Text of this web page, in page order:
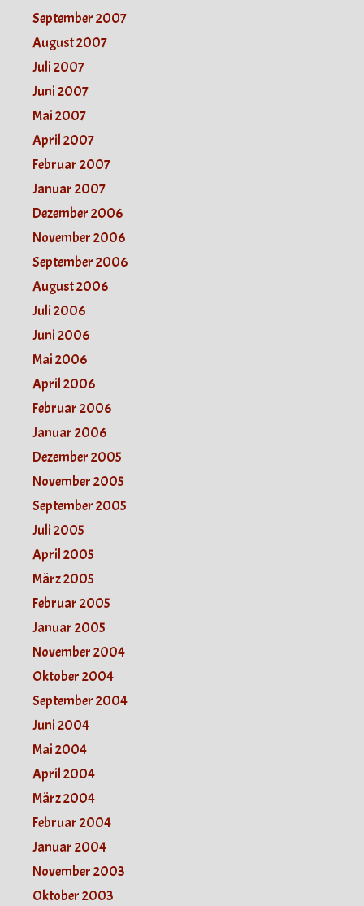
September 2007
August 2007
Juli 2007
Juni 2007
Mai 2007
April 2007
Februar 2007
Januar 2007
Dezember 2006
November 2006
September 2006
August 2006
Juli 2006
Juni 2006
Mai 2006
April 2006
Februar 2006
Januar 2006
Dezember 2005
November 2005
September 2005
Juli 2005
April 2005
März 2005
Februar 2005
Januar 2005
November 2004
Oktober 2004
September 2004
Juni 2004
Mai 2004
April 2004
März 2004
Februar 2004
Januar 2004
November 2003
Oktober 2003